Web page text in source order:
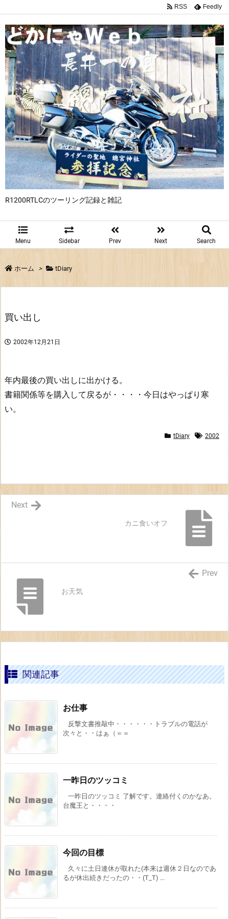
R1200RTLCのツーリング記録と雑記
Menu Sidebar Prev Next Search
RSS Feedly
ホーム > tDiary
買い出し
2002年12月21日
年内最後の買い出しに出かける。
書籍関係等を購入して戻るが・・・・今日はやっぱり寒
い。
tDiary 2002
カニ食いオフ
Next
お天気
Prev
関連記事
お仕事
反撃文書推敲中・・・・・・トラブルの電話が
次々と・・はぁ（＝＝
一昨日のツッコミ
一昨日のツッコミ 了解です。連絡付くのかなあ。
台魔王と・・・・
今回の目標
久々に土日連休が取れた(本来は週休２日なのであ
るが休出続きだったの・・(T_T) ...